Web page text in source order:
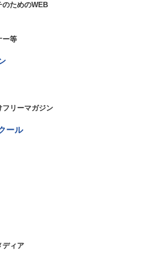
のためのWEB
ー等
フリーマガジン
ール
ディア